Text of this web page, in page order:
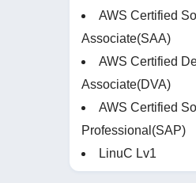
AWS Certified
Associate(SAA)
AWS Certified
Associate(DVA)
AWS Certified
Professional(SAP)
LinuC Lv1